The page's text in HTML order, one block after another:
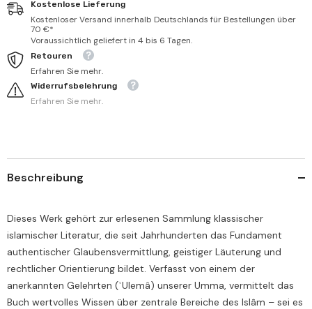
Kostenlose Lieferung
Kostenloser Versand innerhalb Deutschlands für Bestellungen über
70 €*
Voraussichtlich geliefert in 4 bis 6 Tagen.
Retouren
Erfahren Sie mehr.
Widerrufsbelehrung
Erfahren Sie mehr.
Beschreibung
Dieses Werk gehört zur erlesenen Sammlung klassischer
islamischer Literatur, die seit Jahrhunderten das Fundament
authentischer Glaubensvermittlung, geistiger Läuterung und
rechtlicher Orientierung bildet. Verfasst von einem der
anerkannten Gelehrten (ʿUlemâ) unserer Umma, vermittelt das
Buch wertvolles Wissen über zentrale Bereiche des Islâm – sei es